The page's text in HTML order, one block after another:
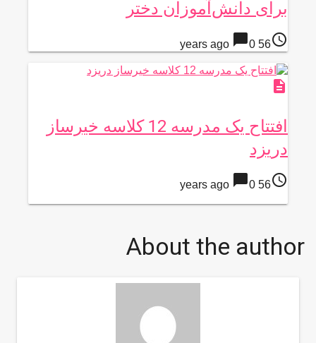
برای دانش‌آموزان دختر
access_time
56 years ago
chat_bubble0
description
افتتاح یک مدرسه 12 کلاسه خیرساز
دریزد
access_time
56 years ago
chat_bubble0
About the author